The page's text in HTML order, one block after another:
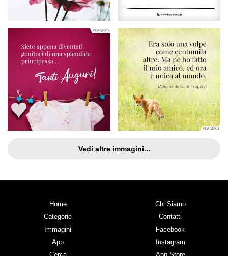
Vedi altre immagini...
Home
Categorie
Immagini
App
Chi Siamo
Contatti
Facebook
Instagram